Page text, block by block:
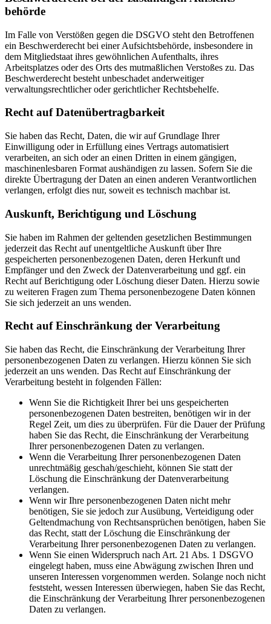
behörde
Im Falle von Verstößen gegen die DSGVO steht den Betroffenen
ein Beschwerderecht bei einer Aufsichtsbehörde, insbesondere in
dem Mitgliedstaat ihres gewöhnlichen Aufenthalts, ihres
Arbeitsplatzes oder des Orts des mutmaßlichen Verstoßes zu. Das
Beschwerderecht besteht unbeschadet anderweitiger
verwaltungsrechtlicher oder gerichtlicher Rechtsbehelfe.
Recht auf Daten­übertrag­barkeit
Sie haben das Recht, Daten, die wir auf Grundlage Ihrer
Einwilligung oder in Erfüllung eines Vertrags automatisiert
verarbeiten, an sich oder an einen Dritten in einem gängigen,
maschinenlesbaren Format aushändigen zu lassen. Sofern Sie die
direkte Übertragung der Daten an einen anderen Verantwortlichen
verlangen, erfolgt dies nur, soweit es technisch machbar ist.
Auskunft, Berichtigung und Löschung
Sie haben im Rahmen der geltenden gesetzlichen Bestimmungen
jederzeit das Recht auf unentgeltliche Auskunft über Ihre
gespeicherten personenbezogenen Daten, deren Herkunft und
Empfänger und den Zweck der Datenverarbeitung und ggf. ein
Recht auf Berichtigung oder Löschung dieser Daten. Hierzu sowie
zu weiteren Fragen zum Thema personenbezogene Daten können
Sie sich jederzeit an uns wenden.
Recht auf Einschränkung der Verarbeitung
Sie haben das Recht, die Einschränkung der Verarbeitung Ihrer
personenbezogenen Daten zu verlangen. Hierzu können Sie sich
jederzeit an uns wenden. Das Recht auf Einschränkung der
Verarbeitung besteht in folgenden Fällen:
Wenn Sie die Richtigkeit Ihrer bei uns gespeicherten
personenbezogenen Daten bestreiten, benötigen wir in der
Regel Zeit, um dies zu überprüfen. Für die Dauer der Prüfung
haben Sie das Recht, die Einschränkung der Verarbeitung
Ihrer personenbezogenen Daten zu verlangen.
Wenn die Verarbeitung Ihrer personenbezogenen Daten
unrechtmäßig geschah/geschieht, können Sie statt der
Löschung die Einschränkung der Datenverarbeitung
verlangen.
Wenn wir Ihre personenbezogenen Daten nicht mehr
benötigen, Sie sie jedoch zur Ausübung, Verteidigung oder
Geltendmachung von Rechtsansprüchen benötigen, haben Sie
das Recht, statt der Löschung die Einschränkung der
Verarbeitung Ihrer personenbezogenen Daten zu verlangen.
Wenn Sie einen Widerspruch nach Art. 21 Abs. 1 DSGVO
eingelegt haben, muss eine Abwägung zwischen Ihren und
unseren Interessen vorgenommen werden. Solange noch nicht
feststeht, wessen Interessen überwiegen, haben Sie das Recht,
die Einschränkung der Verarbeitung Ihrer personenbezogenen
Daten zu verlangen.